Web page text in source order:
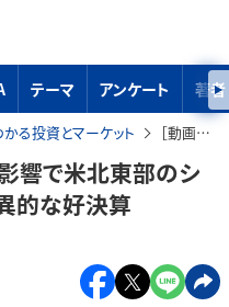
テーマ アンケート 著者
る投資とマーケット ［動画］ホルムズ海峡封鎖影響で米北東部のシェールガス開発企業は驚異的な好決算
響で米北東部のシ
的な好決算